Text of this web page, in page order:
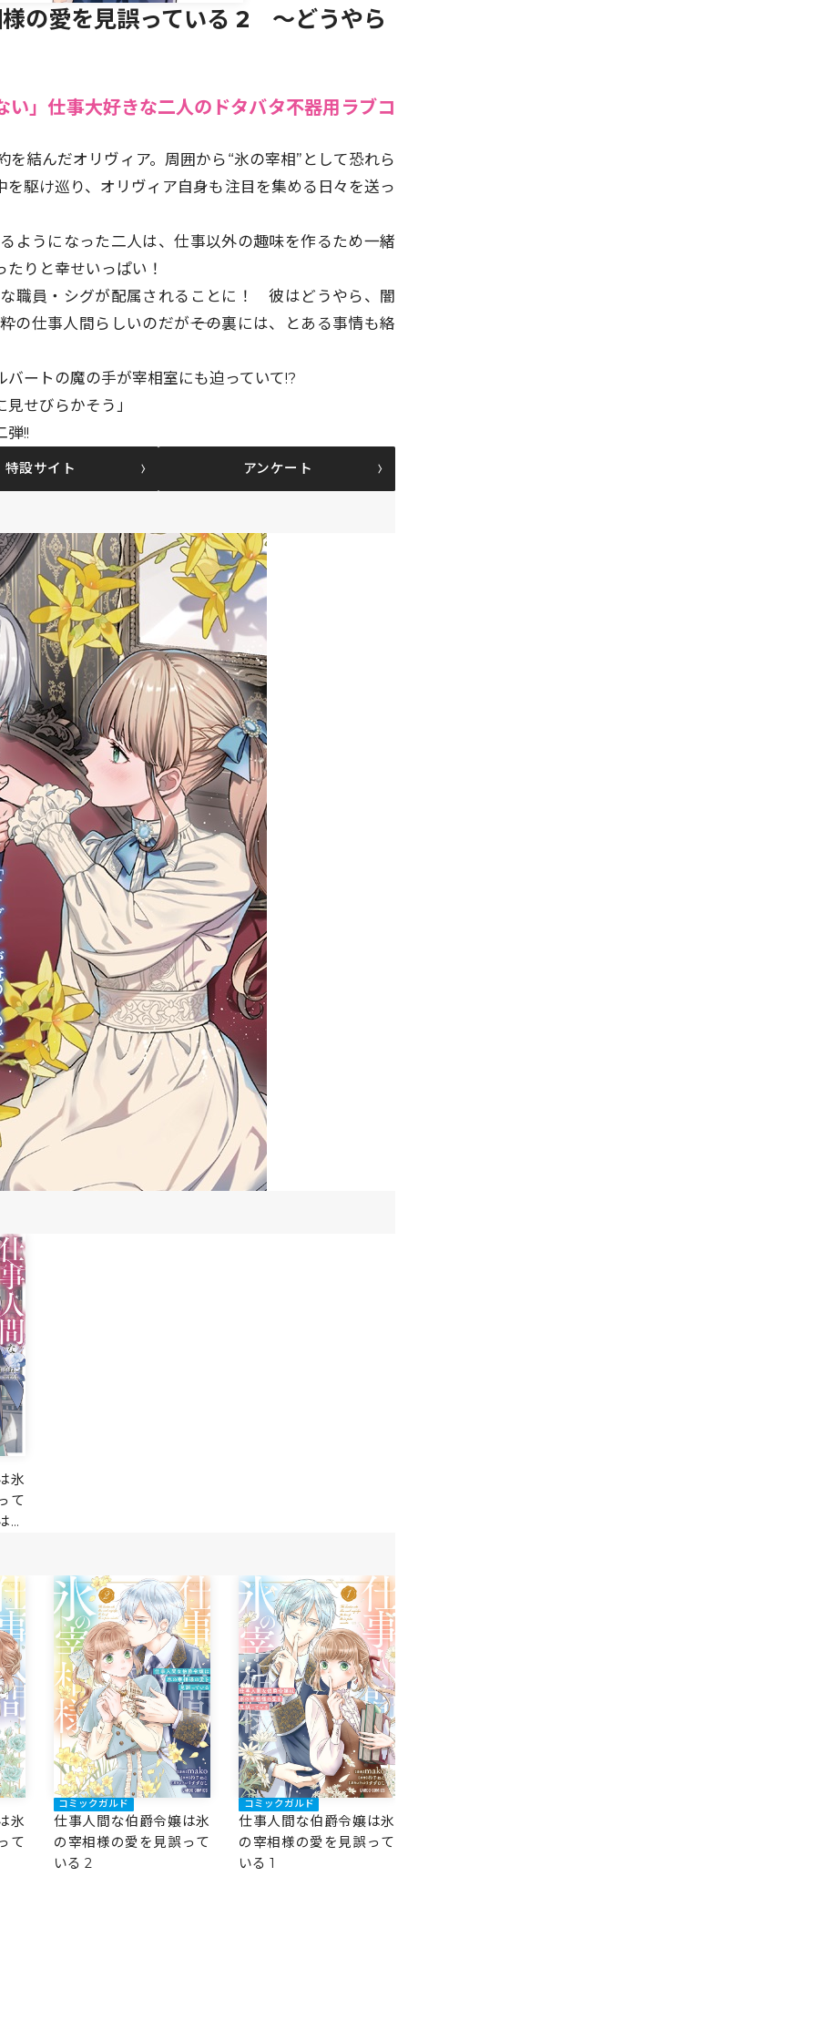
の愛を見誤っている 2 ～どうやら
」仕事大好きな二人のドタバタ不器用ラブコ
結んだオリヴィア。周囲から“氷の宰相”として恐れら
駆け巡り、オリヴィア自身も注目を集める日々を送っ
ようになった二人は、仕事以外の趣味を作るため一緒
りと幸せいっぱい！
職員・シグが配属されることに！ 彼はどうやら、闇
仕事人間らしいのだが――その裏には、とある事情も絡
ートの魔の手が宰相室にも迫っていて!?
せびらかそう」
弾!!
特設サイト アンケート
氷
て
偽
氷
て
コミックガルド
仕事人間な伯爵令嬢は氷
の宰相様の愛を見誤って
いる 2
コミックガルド
仕事人間な伯爵令嬢は氷
の宰相様の愛を見誤って
いる 1